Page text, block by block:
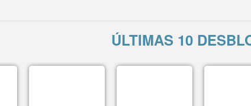
ÚLTIMAS 10